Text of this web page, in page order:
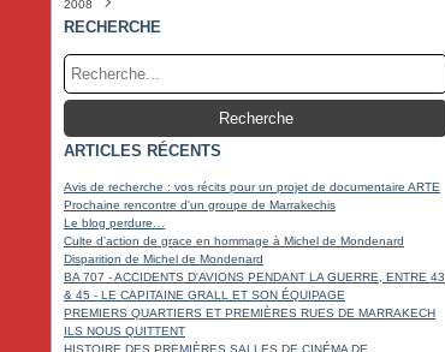
Février
Janvier(3)
Mars
Février(2)
Avril
Mars(4)
Janvier(4)
Mai(3)
Avril(4)
Février(3)
Janvier (5)
Juin
Mai(4)
Mars(4)
Février(4)
Janvier(4)
Juillet
Juin(4)
Avril(6)
Mars(3)
Février(4)
Août
Juillet(4)
Mai(6)
Avril(4)
Mars(4)
Septembre
Août(5)
Juin(7)
Mai(5)
Avril(5)
Janvier(5)
Octobre
Septembre(5)
Juillet(5)
Juin(5)
Mai(6)
Février(4)
Novembre
Octobre(10)
Août(7)
Juillet(8)
Juin(11)
Mars (15)
Janvier(18)
Décembre
Novembre (17)
Septembre(18)
Août(14)
Juillet(14)
Avril(17)
Février(13)
Janvier(16)
2008
Décembre (22)
Octobre(17)
Septembre(9)
RECHERCHE
ARTICLES RÉCENTS
Avis de recherche : vos récits pour un projet de documentaire ARTE
Prochaine rencontre d'un groupe de Marrakechis
Le blog perdure…
Culte d'action de grace en hommage à Michel de Mondenard
Disparition de Michel de Mondenard
BA 707 - ACCIDENTS D'AVIONS PENDANT LA GUERRE, ENTRE 43
& 45 - LE CAPITAINE GRALL ET SON ÉQUIPAGE
PREMIERS QUARTIERS ET PREMIÈRES RUES DE MARRAKECH
ILS NOUS QUITTENT
HISTOIRE DES PREMIÈRES SALLES DE CINÉMA DE